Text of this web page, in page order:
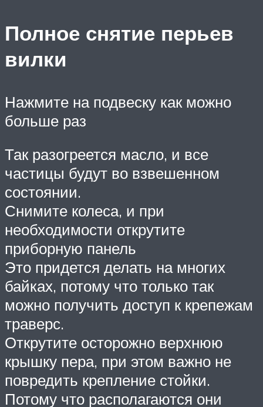
Полное снятие перьев
вилки
Нажмите на подвеску как можно
больше раз
Так разогреется масло, и все
частицы будут во взвешенном
состоянии.
Снимите колеса, и при
необходимости открутите
приборную панель
Это придется делать на многих
байках, потому что только так
можно получить доступ к крепежам
траверс.
Открутите осторожно верхнюю
крышку пера, при этом важно не
повредить крепление стойки.
Потому что располагаются они